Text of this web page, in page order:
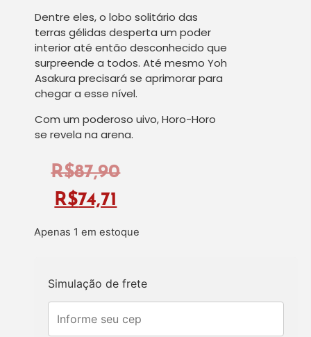
Dentre eles, o lobo solitário das
terras gélidas desperta um poder
interior até então desconhecido que
surpreende a todos. Até mesmo Yoh
Asakura precisará se aprimorar para
chegar a esse nível.
Com um poderoso uivo, Horo-Horo
se revela na arena.
R$87,90
R$74,71
Apenas 1 em estoque
Simulação de frete